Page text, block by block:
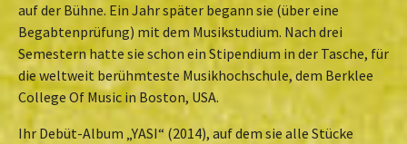
auf der Bühne. Ein Jahr später begann sie (über eine
Begabtenprüfung) mit dem Musikstudium. Nach drei
Semestern hatte sie schon ein Stipendium in der Tasche, für
die weltweit berühmteste Musikhochschule, dem Berklee
College Of Music in Boston, USA.
Ihr Debüt-Album „YASI“ (2014), auf dem sie alle Stücke